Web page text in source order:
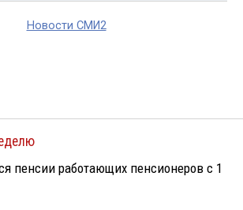
Новости СМИ2
пенсии работающих пенсионеров с 1